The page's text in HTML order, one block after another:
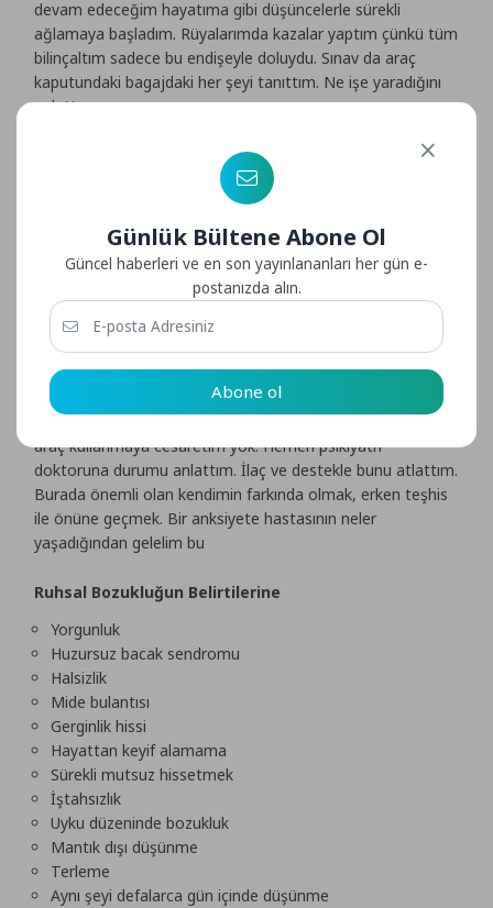
devam edeceğim hayatıma gibi düşüncelerle sürekli
ağlamaya başladım. Rüyalarımda kazalar yaptım çünkü tüm
bilinçaltım sadece bu endişeyle doluydu. Sınav da araç
kaputundaki bagajdaki her şeyi tanıttım. Ne işe yaradığını
anlattım.
Bunlarda İlginizi Çekebilir
Aynalarımı ayarladım, emniyet kemerini taktım. Yine aynı
yerde aynı şekilde, kolumu ve bacağımı kontrol edemedim.
Hazırım dedim ilk bacağım titremeye başladı elimi diz
kapağıma bastırdım. O şiddetle tüm vücudum titremeye
başladı. Çok utandım, hazır olunca başlayalım deyip beni
araçtan indirdiler. Sınavdan kaldım ama benim için daha
ciddi bir sorun vardı, oda başkasına zarar verip ölümüne ya
da sakat kalmasına sebebiyet vermekti. Ehliyet aldım ama
araç kullanmaya cesaretim yok. Hemen psikiyatri
doktoruna durumu anlattım. İlaç ve destekle bunu atlattım.
Burada önemli olan kendimin farkında olmak, erken teşhis
ile önüne geçmek. Bir anksiyete hastasının neler
yaşadığından gelelim bu
Ruhsal Bozukluğun Belirtilerine
Yorgunluk
Huzursuz bacak sendromu
Halsizlik
Mide bulantısı
Gerginlik hissi
Hayattan keyif alamama
Sürekli mutsuz hissetmek
İştahsızlık
Uyku düzeninde bozukluk
Mantık dışı düşünme
Terleme
Aynı şeyi defalarca gün içinde düşünme
Günlük Bültene Abone Ol
Güncel haberleri ve en son yayınlananları her gün e-
postanızda alın.
Abone ol